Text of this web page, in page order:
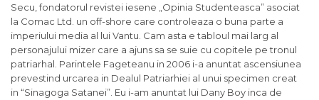
Secu, fondatorul revistei iesene „Opinia Studenteasca” asociat
la Comac Ltd. un off-shore care controleaza o buna parte a
imperiului media al lui Vantu. Cam asta e tabloul mai larg al
personajului mizer care a ajuns sa se suie cu copitele pe tronul
patriarhal. Parintele Fageteanu in 2006 i-a anuntat ascensiunea
prevestind urcarea in Dealul Patriarhiei al unui specimen creat
in “Sinagoga Satanei”. Eu i-am anuntat lui Dany Boy inca de